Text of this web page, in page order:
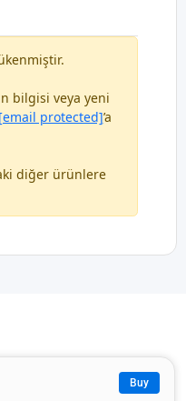
bilgisi veya yeni
[email protected]’a
diğer ürünlere
Buy